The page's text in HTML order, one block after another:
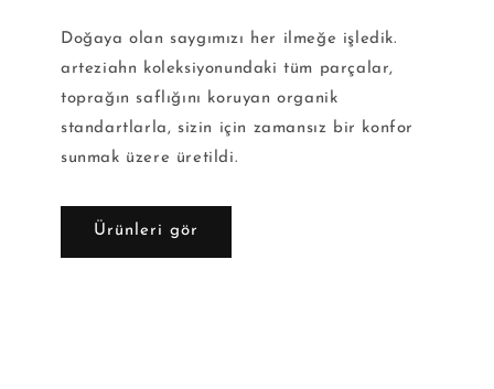
Doğaya olan saygımızı her ilmeğe işledik.
arteziahn koleksiyonundaki tüm parçalar,
toprağın saflığını koruyan organik
standartlarla, sizin için zamansız bir konfor
sunmak üzere üretildi.
Ürünleri gör